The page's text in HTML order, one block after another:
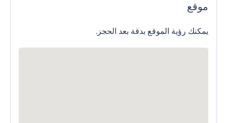
موقع
يمكنك رؤية الموقع بدقة بعد الحجز.